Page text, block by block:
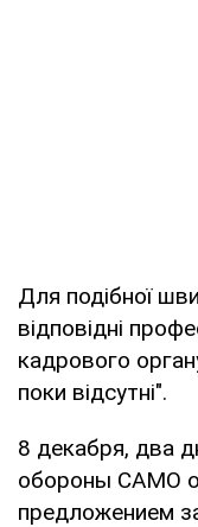
Для подібної
відповідні
кадрового
поки відсутні".
8 декабря, два
обороны САМО
предложением